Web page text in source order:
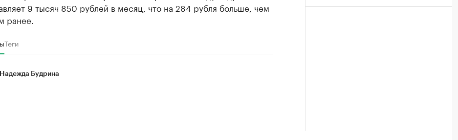
9 тысяч 850 рублей в месяц, что на 284 рубля больше, чем
ранее.
Теги
Надежда Будрина